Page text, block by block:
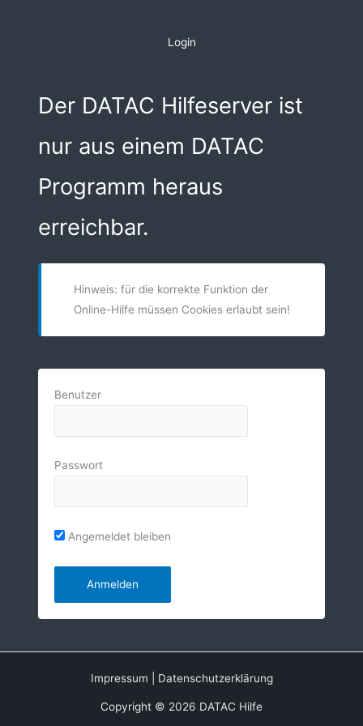
Login
Der DATAC Hilfeserver ist
nur aus einem DATAC
Programm heraus
erreichbar.
Hinweis: für die korrekte Funktion der
Online-Hilfe müssen Cookies erlaubt sein!
Benutzer
Passwort
Angemeldet bleiben
Impressum Datenschutzerklärung
Copyright © 2026 DATAC Hilfe